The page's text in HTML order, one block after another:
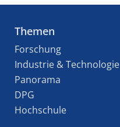
Themen
Forschung
Industrie & Technologie
Panorama
DPG
Hochschule